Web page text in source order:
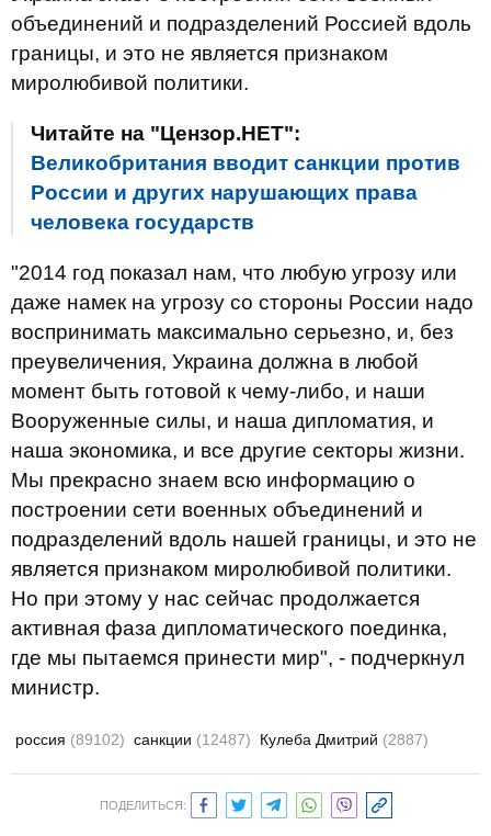
объединений и подразделений Россией вдоль
границы, и это не является признаком
миролюбивой политики.
Читайте на "Цензор.НЕТ":
Великобритания вводит санкции против
России и других нарушающих права
человека государств
"2014 год показал нам, что любую угрозу или
даже намек на угрозу со стороны России надо
воспринимать максимально серьезно, и, без
преувеличения, Украина должна в любой
момент быть готовой к чему-либо, и наши
Вооруженные силы, и наша дипломатия, и
наша экономика, и все другие секторы жизни.
Мы прекрасно знаем всю информацию о
построении сети военных объединений и
подразделений вдоль нашей границы, и это не
является признаком миролюбивой политики.
Но при этому у нас сейчас продолжается
активная фаза дипломатического поединка,
где мы пытаемся принести мир", - подчеркнул
министр.
россия (89102) санкции (12487) Кулеба Дмитрий (2887)
ПОДЕЛИТЬСЯ: